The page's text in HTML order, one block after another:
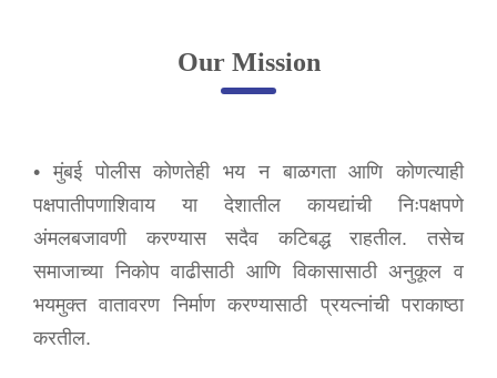
Online Complaint
Citizen′s Corner
Police Clearance Services
Accident Compensation
Our Mission
• मुंबई पोलीस कोणतेही भय न बाळगता आणि कोणत्याही
पक्षपातीपणाशिवाय या देशातील कायद्यांची निःपक्षपणे
अंमलबजावणी करण्यास सदैव कटिबद्ध राहतील. तसेच
समाजाच्या निकोप वाढीसाठी आणि विकासासाठी अनुकूल व
भयमुक्त वातावरण निर्माण करण्यासाठी प्रयत्नांची पराकाष्ठा
करतील.